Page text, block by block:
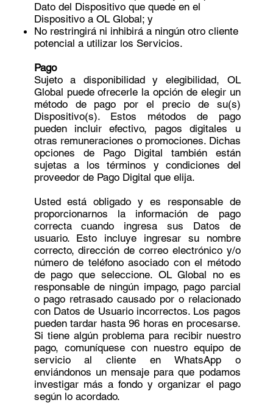
Dato del Dispositivo que quede en el
Dispositivo a OL Global; y
No restringirá ni inhibirá a ningún otro cliente
potencial a utilizar los Servicios.
Pago
Sujeto a disponibilidad y elegibilidad, OL
Global puede ofrecerle la opción de elegir un
método de pago por el precio de su(s)
Dispositivo(s). Estos métodos de pago
pueden incluir efectivo, pagos digitales u
otras remuneraciones o promociones. Dichas
opciones de Pago Digital también están
sujetas a los términos y condiciones del
proveedor de Pago Digital que elija.
Usted está obligado y es responsable de
proporcionarnos la información de pago
correcta cuando ingresa sus Datos de
usuario. Esto incluye ingresar su nombre
correcto, dirección de correo electrónico y/o
número de teléfono asociado con el método
de pago que seleccione. OL Global no es
responsable de ningún impago, pago parcial
o pago retrasado causado por o relacionado
con Datos de Usuario incorrectos. Los pagos
pueden tardar hasta 96 horas en procesarse.
Si tiene algún problema para recibir nuestro
pago, comuníquese con nuestro equipo de
servicio al cliente en WhatsApp o
enviándonos un mensaje para que podamos
investigar más a fondo y organizar el pago
según lo acordado.